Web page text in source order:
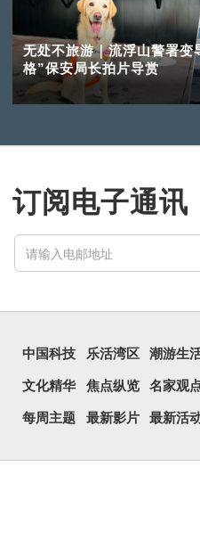
无处不旅游｜流浮山警署变
格”保安局长拍片导赏
订阅电子通讯
中国科技 乐活湾区 潮游生
文化精华 焦点纵览 名家观
每周主题 最新影片 最新活